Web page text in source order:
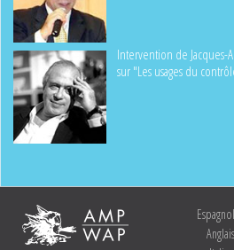
Intervention de Jacques-
sur "Les usages du
Espagnol
Anglais